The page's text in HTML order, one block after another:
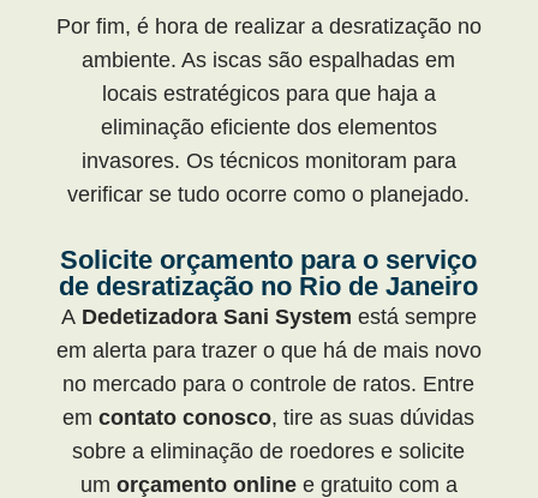
Por fim, é hora de realizar a desratização no
ambiente. As iscas são espalhadas em
locais estratégicos para que haja a
eliminação eficiente dos elementos
invasores. Os técnicos monitoram para
verificar se tudo ocorre como o planejado.
Solicite orçamento para o serviço
de desratização no Rio de Janeiro
A Dedetizadora Sani System está sempre
em alerta para trazer o que há de mais novo
no mercado para o controle de ratos. Entre
emcontato conosco, tire as suas dúvidas
sobre a eliminação de roedores e solicite
um orçamento online e gratuito com a